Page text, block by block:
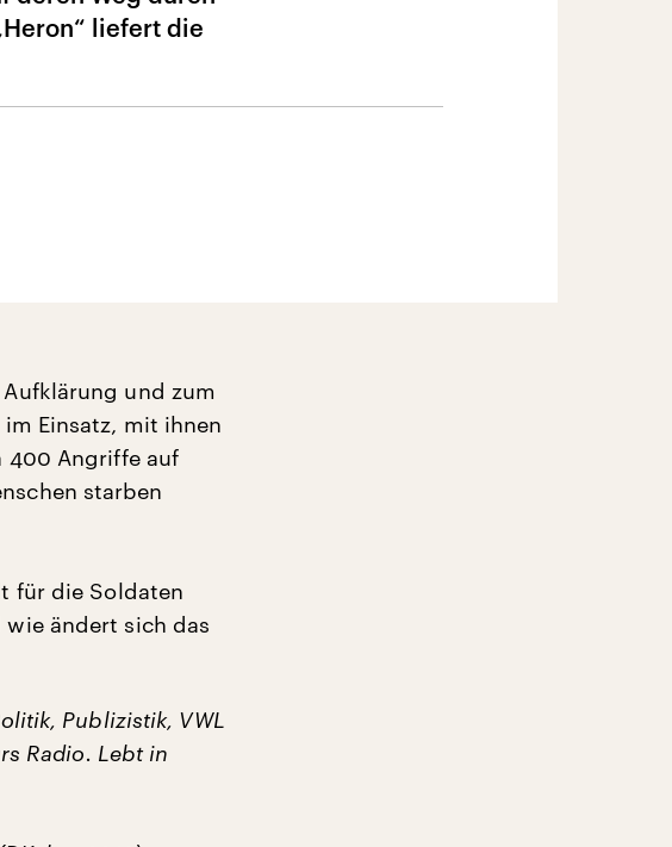
liefert die
und zum
Einsatz, mit ihnen
400 Angriffe auf
starben
für die Soldaten
ändert sich das
Publizistik, VWL
Radio. Lebt in